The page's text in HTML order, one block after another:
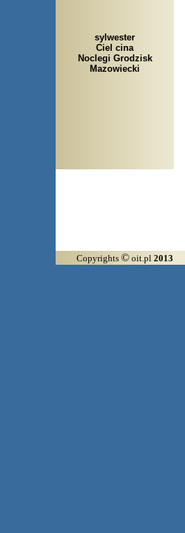
sylwester
Ciel cina
Noclegi Grodzisk
Mazowiecki
Copyrights © oit.pl 2013